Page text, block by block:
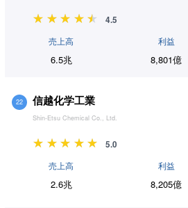
4.5
売上高
6.5兆
利益
8,801億
22 信越化学工業
Shin-Etsu Chemical Co., Ltd.
5.0
売上高
2.6兆
利益
8,205億